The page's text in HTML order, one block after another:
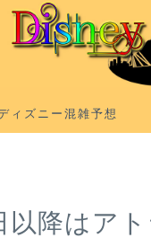
ィズニー混雑予想
以降はア